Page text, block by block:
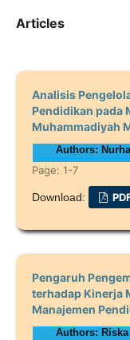
Articles
Analisis
Pendidikan pada
Muhammadiyah
Authors:
Page: 1-7
Download:
Pengaruh
terhadap Kinerja
Manajemen
Authors: